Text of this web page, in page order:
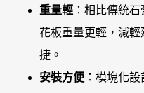
重量輕 ：相比傳統
花板重量更輕，減
捷。
安裝方便 ：模塊化